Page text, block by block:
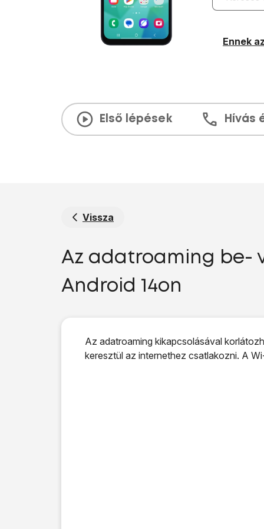
Ennek
Első lépések Hívás
Vissza
Az adatroaming be-
Android 14on
Az adatroaming kikapcsolásával
keresztül az internethez csatlakozni. A